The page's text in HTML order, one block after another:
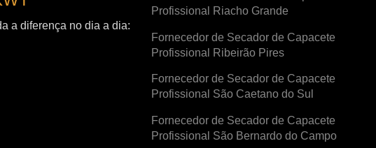
a diferença no dia a dia:
Profissional Riacho Grande
Fornecedor de Secador de Capacete
Profissional Ribeirão Pires
Fornecedor de Secador de Capacete
Profissional São Caetano do Sul
Fornecedor de Secador de Capacete
Profissional São Bernardo do Campo